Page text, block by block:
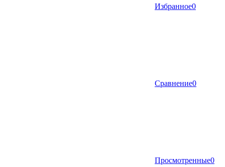
Избранное0
Сравнение0
Просмотренные0